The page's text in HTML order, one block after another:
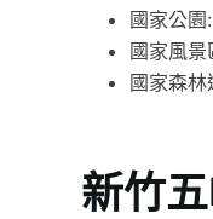
國家公園:
國家風景
國家森林
新竹